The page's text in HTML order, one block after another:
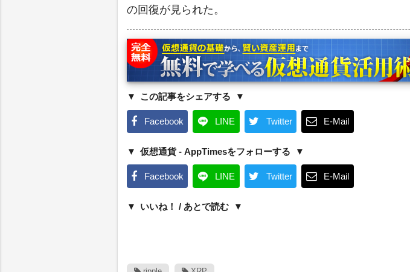
の回復が見られた。
この記事をシェアする
Facebook LINE Twitter E-Mail
仮想通貨 - AppTimesをフォローする
Facebook LINE Twitter E-Mail
いいね！ / あとで読む